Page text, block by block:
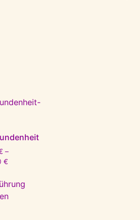
–
€